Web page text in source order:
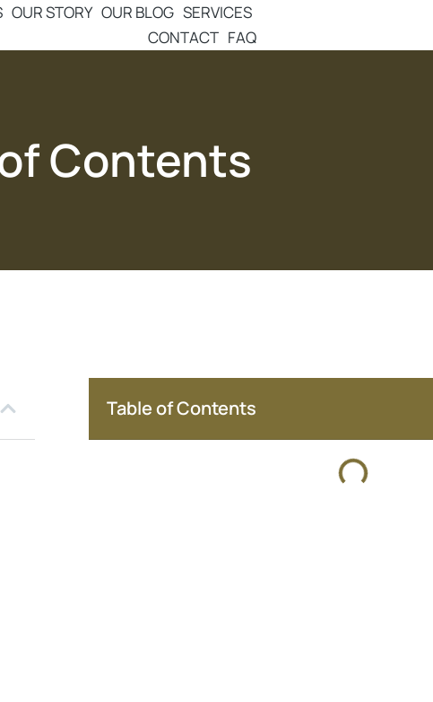
OUR STORY OUR BLOG SERVICES
CONTACT FAQ
Contents
Table of Contents